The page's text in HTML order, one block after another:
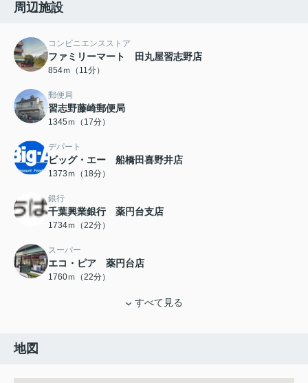
周辺施設
コンビニエンスストア
ファミリーマート 田丸屋習志野店
854ｍ（11分）
郵便局
習志野藤崎郵便局
1345ｍ（17分）
デパート
ビッグ・エー 船橋田喜野井店
1373ｍ（18分）
銀行
千葉興業銀行 薬円台支店
1734ｍ（22分）
スーパー
エコ・ピア 薬円台店
1760ｍ（22分）
すべて見る
地図